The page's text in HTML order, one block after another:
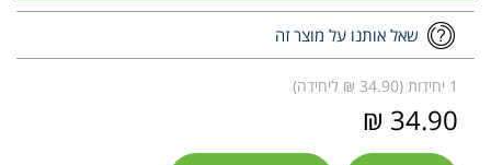
שאל אותנו על מוצר זה
1 יחידות (34.90 ₪ ליחידה)
34.90 ₪